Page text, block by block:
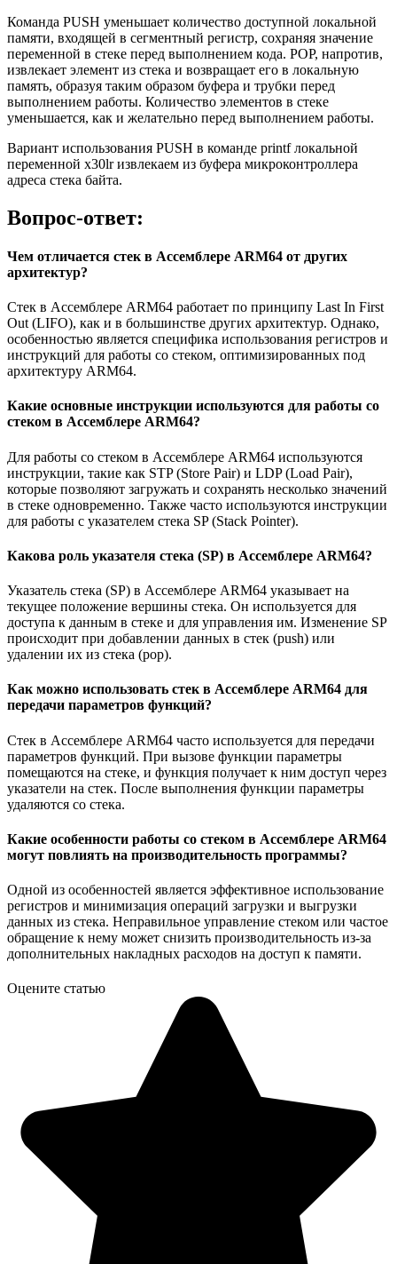
Команда PUSH уменьшает количество доступной локальной
памяти, входящей в сегментный регистр, сохраняя значение
переменной в стеке перед выполнением кода. POP, напротив,
извлекает элемент из стека и возвращает его в локальную
память, образуя таким образом буфера и трубки перед
выполнением работы. Количество элементов в стеке
уменьшается, как и желательно перед выполнением работы.
Вариант использования PUSH в команде printf локальной
переменной x30lr извлекаем из буфера микроконтроллера
адреса стека байта.
Вопрос-ответ:
Чем отличается стек в Ассемблере ARM64 от других
архитектур?
Стек в Ассемблере ARM64 работает по принципу Last In First
Out (LIFO), как и в большинстве других архитектур. Однако,
особенностью является специфика использования регистров и
инструкций для работы со стеком, оптимизированных под
архитектуру ARM64.
Какие основные инструкции используются для работы со
стеком в Ассемблере ARM64?
Для работы со стеком в Ассемблере ARM64 используются
инструкции, такие как STP (Store Pair) и LDP (Load Pair),
которые позволяют загружать и сохранять несколько значений
в стеке одновременно. Также часто используются инструкции
для работы с указателем стека SP (Stack Pointer).
Какова роль указателя стека (SP) в Ассемблере ARM64?
Указатель стека (SP) в Ассемблере ARM64 указывает на
текущее положение вершины стека. Он используется для
доступа к данным в стеке и для управления им. Изменение SP
происходит при добавлении данных в стек (push) или
удалении их из стека (pop).
Как можно использовать стек в Ассемблере ARM64 для
передачи параметров функций?
Стек в Ассемблере ARM64 часто используется для передачи
параметров функций. При вызове функции параметры
помещаются на стеке, и функция получает к ним доступ через
указатели на стек. После выполнения функции параметры
удаляются со стека.
Какие особенности работы со стеком в Ассемблере ARM64
могут повлиять на производительность программы?
Одной из особенностей является эффективное использование
регистров и минимизация операций загрузки и выгрузки
данных из стека. Неправильное управление стеком или частое
обращение к нему может снизить производительность из-за
дополнительных накладных расходов на доступ к памяти.
Оцените статью